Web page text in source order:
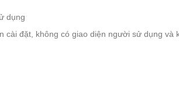
dụng
đặt, không có giao diện người sử dụng và